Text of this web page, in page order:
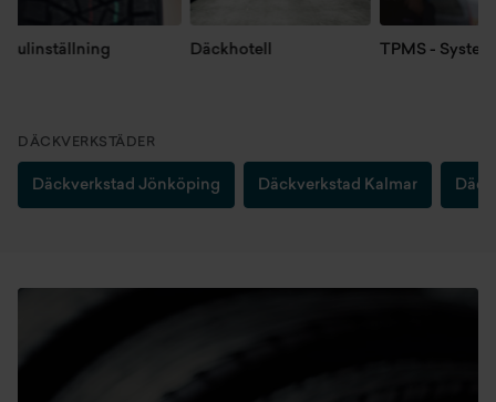
Däckhotell TPMS - System
DÄCKVERKSTÄDER
Däckverkstad Jönköping Däckverkstad Kalmar